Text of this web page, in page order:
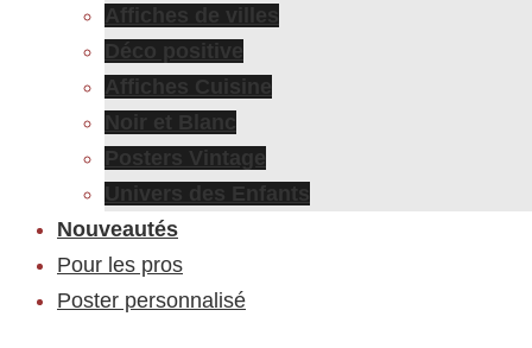
Affiches de villes
Déco positive
Affiches Cuisine
Noir et Blanc
Posters Vintage
Univers des Enfants
Nouveautés
Pour les pros
Poster personnalisé